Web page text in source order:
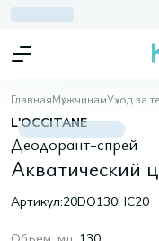
ГлавнаяМужчинамУход за
L'OCCITANE
Деодорант-спрей
Акватический
Артикул:20DO130HC20